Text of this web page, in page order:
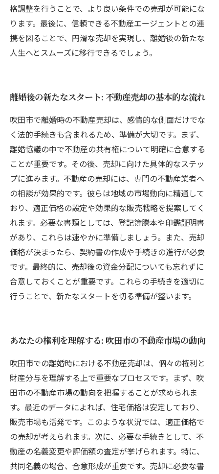
格調整を行うことで、より良い条件での売却が可能にな
ります。最後に、信頼できる不動産エージェントとの連
携を図ることで、円滑な売却を実現し、離婚後の新たな
人生へとスムーズに移行できるでしょう。
離婚後の新たなスタート: 不動産売却の基本的な流れ
吹田市で離婚時の不動産売却は、感情的な側面だけでな
く法的手続きも含まれるため、準備が大切です。まず、
離婚協議の中で不動産の共有権について明確に合意する
ことが重要です。その後、売却に向けた具体的なステッ
プに進みます。不動産の売却には、専門の不動産業者へ
の相談が効果的です。彼らは地域の市場動向に精通して
おり、適正価格の設定や効果的な販売戦略を提案してく
れます。必要な書類としては、登記簿謄本や印鑑証明書
があり、これらは速やかに準備しましょう。また、売却
価格が決まったら、契約書の作成や手続きの進行が必要
です。最終的に、売却後の資金分配についても忘れずに
合意しておくことが重要です。これらの手続きを適切に
行うことで、新たなスタートを切る準備が整います。
あなたの権利を理解する: 吹田市の不動産市場の動向
吹田市での離婚時における不動産売却は、個々の権利と
財産分与を理解する上で重要なプロセスです。まず、吹
田市の不動産市場の動向を把握することが求められま
す。最近のデータによれば、住宅価格は安定しており、
販売市場も活発です。このような状況では、適正価格で
の売却が考えられます。次に、必要な手続きとして、不
動産の名義変更や評価額の査定が挙げられます。特に、
共同名義の場合、合意形成が重要です。売却に必要な書